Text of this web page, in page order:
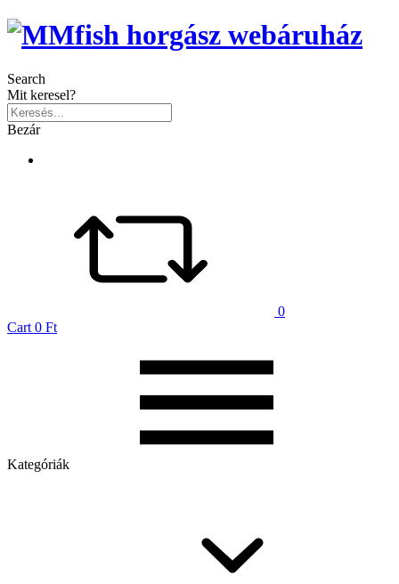
Search
Mit keresel?
Bezár
0
Cart 0 Ft
Kategóriák